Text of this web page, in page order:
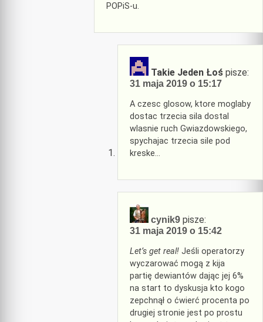
POPiS-u.
Takie Jeden Łoś pisze:
31 maja 2019 o 15:17
A czesc glosow, ktore moglaby
dostac trzecia sila dostal
wlasnie ruch Gwiazdowskiego,
spychajac trzecia sile pod
kreske…
cynik9 pisze:
31 maja 2019 o 15:42
Let’s get real! Jeśli operatorzy
wyczarować mogą z kija
partię dewiantów dając jej 6%
na start to dyskusja kto kogo
zepchnął o ćwierć procenta po
drugiej stronie jest po prostu